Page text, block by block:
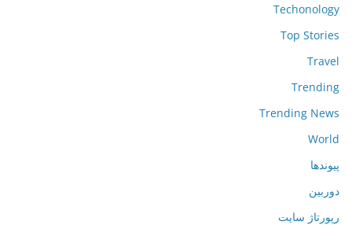
Techonology
Top Stories
Travel
Trending
Trending News
World
پیوندها
دوربین
رپورتاژ سایت